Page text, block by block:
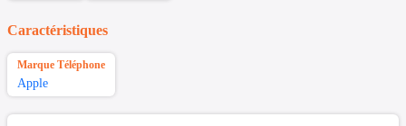
Caractéristiques
Marque Téléphone
Apple